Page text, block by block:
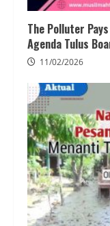
The Polluter
Agenda Tulus
11/02/2026